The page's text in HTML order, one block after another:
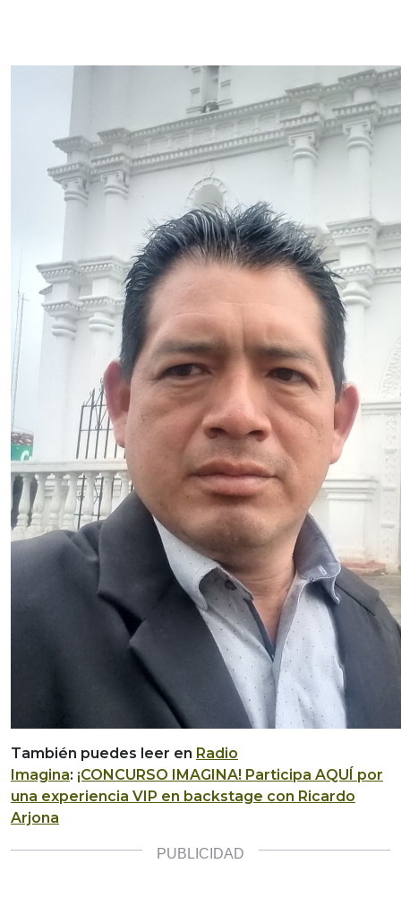
También puedes leer en Radio
Imagina: ¡CONCURSO IMAGINA! Participa AQUÍ por
una experiencia VIP en backstage con Ricardo
Arjona